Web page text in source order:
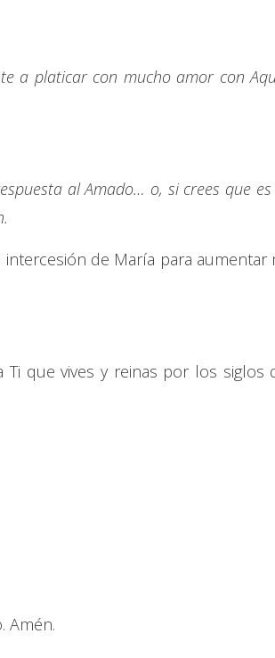
a platicar con mucho amor con
al Amado… o, si crees que
de María para aumentar
que vives y reinas por los siglos
Amén.